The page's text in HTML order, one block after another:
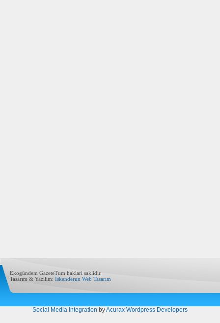
Ekogündem GazeteTum haklari saklidir.
Tasarım & Yazılım: İskenderun Web Tasarım
Social Media Integration byAcurax Wordpress Developers